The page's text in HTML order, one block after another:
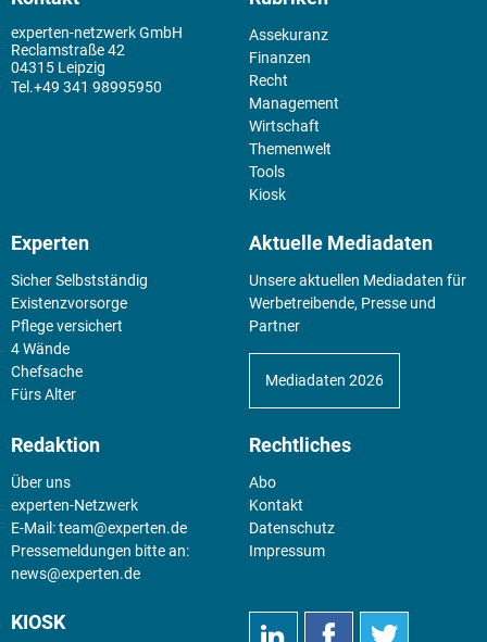
experten-netzwerk GmbH
Reclamstraße 42
04315 Leipzig
+49 341 98995950
Assekuranz
Finanzen
Recht
Management
Wirtschaft
Themenwelt
Tools
Kiosk
Experten
Sicher Selbstständig
Existenz­vorsorge
Pflege versichert
4 Wände
Chefsache
Fürs Alter
Aktuelle Mediadaten
Unsere aktuellen Mediadaten für
Werbetreibende, Presse und
Partner
Mediadaten 2026
Redaktion
Über uns
experten-Netzwerk
E-Mail:team@experten.de
Pressemeldungen bitte an:
news@experten.de
Rechtliches
Abo
Kontakt
Datenschutz
Impressum
KIOSK